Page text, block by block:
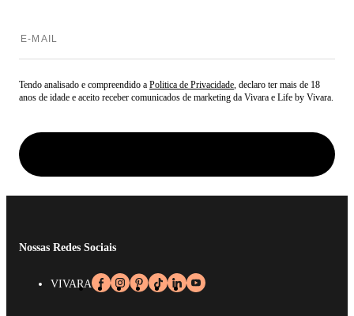
Tendo analisado e compreendido a Politica de Privacidade, declaro ter mais de 18
anos de idade e aceito receber comunicados de marketing da Vivara e Life by Vivara.
Nossas Redes Sociais
VIVARA